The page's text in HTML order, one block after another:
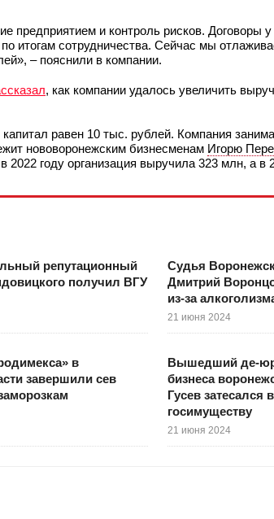
и контроль рисков. Договоры у
итогам сотрудничества. Сейчас мы
– пояснили в компании.
, как компании удалось увеличить
равен 10 тыс. рублей. Компания
нововоронежским бизнесменам Игорю
2022 году организация выручила 323 млн, а
репутационный
получил ВГУ
Судья
Дмитрий
из-за
21 июня 2024
в
завершили сев
Вышедший де-
бизнеса
Гусев затесался
госимуществу
21 июня 2024